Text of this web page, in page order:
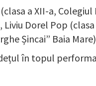
a XII-a,
Liviu Dorel Pop (clasa
Șincai” Baia
în topul